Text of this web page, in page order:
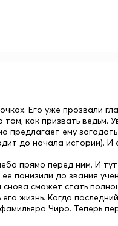
Его уже прозвали
как призвать ведьм.
предлагает ему
до начала истории). И
прямо перед ним. И
понизили до звания
сможет стать
жизнь. Когда
Чиро. Теперь